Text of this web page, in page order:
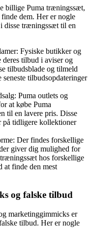
billige Puma træningssæt,
dem. Her er nogle
disse træningssæt til en
Fysiske butikker og
deres tilbud i aviser og
tilbudsblade og tilmeld
tilbudsopdateringer
Puma outlets og
at købe Puma
til en lavere pris. Disse
på tidligere kollektioner
Der findes forskellige
giver dig mulighed for
hos forskellige
at finde den mest
og falske tilbud
marketinggimmicks er
tilbud. Her er nogle